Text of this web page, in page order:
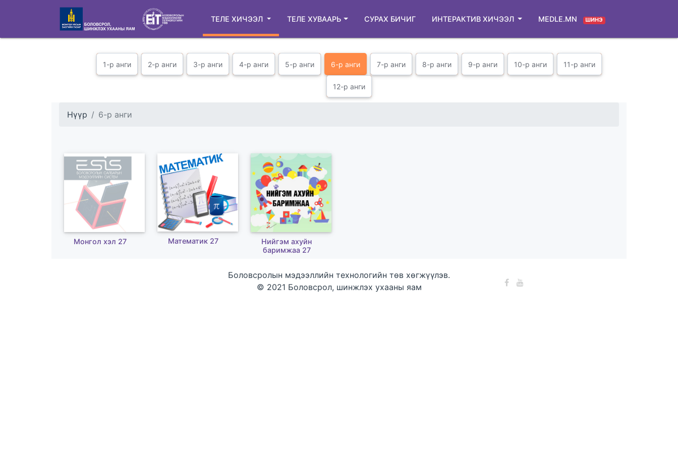
ТЕЛЕ ХИЧЭЭЛ ТЕЛЕ ХУВААРЬ СУРАХ БИЧИГ ИНТЕРАКТИВ ХИЧЭЭЛ MEDLE.MN ШИНЭ
1-р анги 2-р анги 3-р анги 4-р анги 5-р анги 6-р анги 7-р анги 8-р анги 9-р анги 10-р анги 11-р анги
12-р анги
Нүүр 6-р анги
Монгол хэл 27 Математик 27
Нийгэм ахуйн
баримжаа 27
Боловсролын мэдээллийн технологийн төв хөгжүүлэв.
© 2021 Боловсрол, шинжлэх ухааны яам